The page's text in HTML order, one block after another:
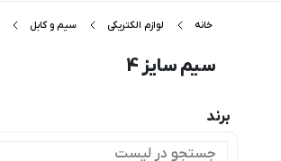
خانه لوازم الکتریکی سیم و کابل
سیم سایز 4
برند